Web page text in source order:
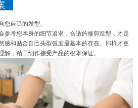
您自己的发型。
参考您本身的细节追求，合适的修剪造型，才是
感和贴合自己头型弧度最基本的存在。那样才更
，精工细作接受产品的根本保证。